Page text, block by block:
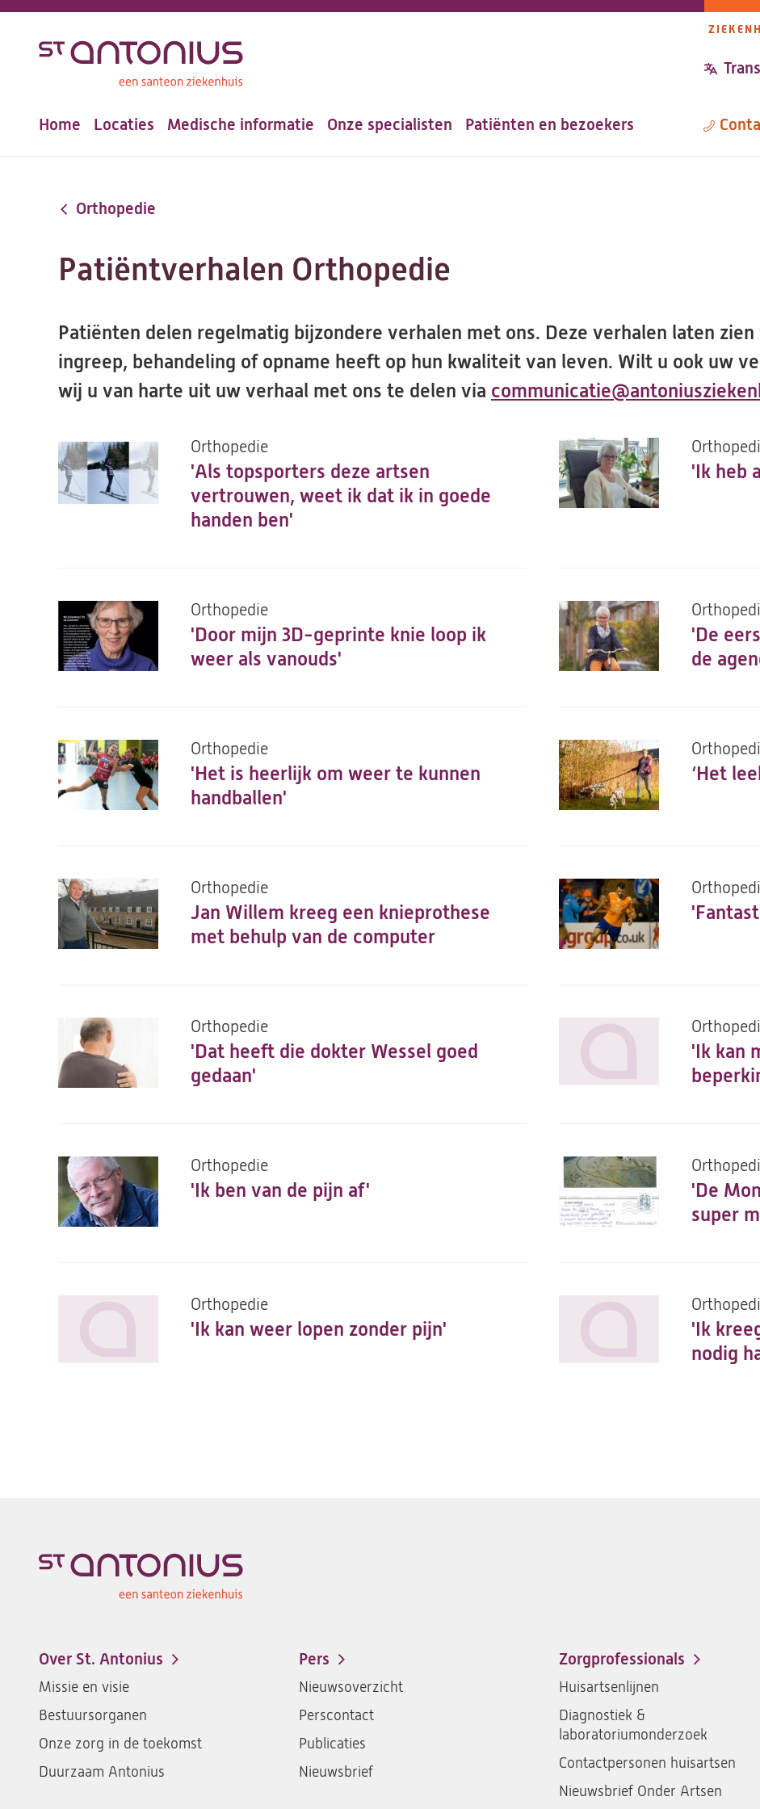
inhoud
Hoofdnavigatie
Home Locaties Medische informatie Onze specialisten Patiënten en bezoekers
Orthopedie
Patiëntverhalen Orthopedie
Patiënten delen regelmatig bijzondere verhalen met ons. Deze verhalen laten
ingreep, behandeling of opname heeft op hun kwaliteit van leven. Wilt u ook uw
wij u van harte uit uw verhaal met ons te delen via
'Als topsporters deze artsen
vertrouwen, weet ik dat ik in goede
handen ben'
Orthopedie
'Ik heb
'Door mijn 3D-geprinte knie loop ik
weer als vanouds'
Orthopedie
'De
de
'Het is heerlijk om weer te kunnen
handballen'
Orthopedie
‘Het
Jan Willem kreeg een knieprothese
met behulp van de computer
Orthopedie
'Dat heeft die dokter Wessel goed
gedaan'
Orthopedie
'Ik kan
'Ik ben van de pijn af'
Orthopedie
'De
super
'Ik kan weer lopen zonder pijn'
Orthopedie
'Ik
nodig
Footer-
menu
Over St. Antonius
Missie en visie
Bestuursorganen
Onze zorg in de toekomst
Duurzaam Antonius
Pers
Nieuwsoverzicht
Perscontact
Publicaties
Nieuwsbrief
Zorgprofessionals
Huisartsenlijnen
Diagnostiek &
laboratoriumonderzoek
Contactpersonen huisartsen
Nieuwsbrief Onder Artsen